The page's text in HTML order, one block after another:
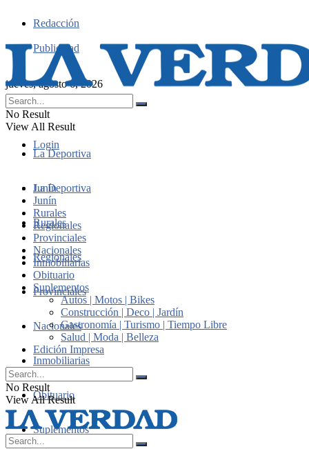
Redacción
Publicidad
jueves, agosto 6, 2026
Login
No Result
View All Result
La Deportiva
Junín
Rurales
Regionales
Provinciales
Nacionales
Inmobiliarias
Obituario
Suplementos
La Deportiva
Junín
Rurales
Regionales
Provinciales
Nacionales
Inmobiliarias
Obituario
Suplementos
Autos | Motos | Bikes
Construcción | Deco | Jardín
Gastronomía | Turismo | Tiempo Libre
Salud | Moda | Belleza
Edición Impresa
No Result
View All Result